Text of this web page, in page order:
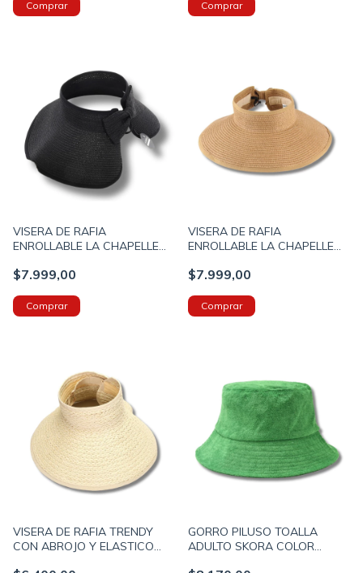
VISERA DE RAFIA
ENROLLABLE LA CHAPELLE
(34UM4626A)
$7.999,00
VISERA DE RAFIA
ENROLLABLE LA CHAPELLE
TOSTADO (12UO7474C)
$7.999,00
VISERA DE RAFIA TRENDY
CON ABROJO Y ELASTICO
GORRO PILUSO TOALLA
ADULTO SKORA COLOR